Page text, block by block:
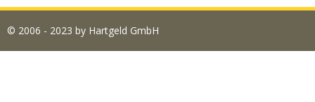
© 2006 - 2023 by Hartgeld GmbH